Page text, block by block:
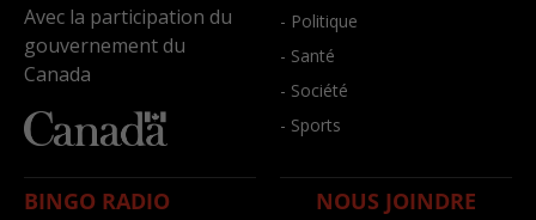
Avec la participation du
gouvernement du
Canada
- Politique
- Santé
- Société
- Sports
BINGO RADIO NOUS JOINDRE